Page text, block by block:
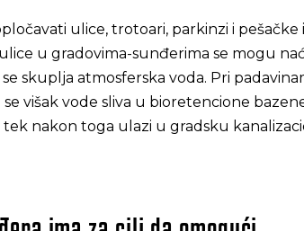
ulice, trotoari, parkinzi i pešačke i
u gradovima-sunđerima se mogu
skuplja atmosferska voda. Pri
višak vode sliva u bioretencione
tek nakon toga ulazi u gradsku